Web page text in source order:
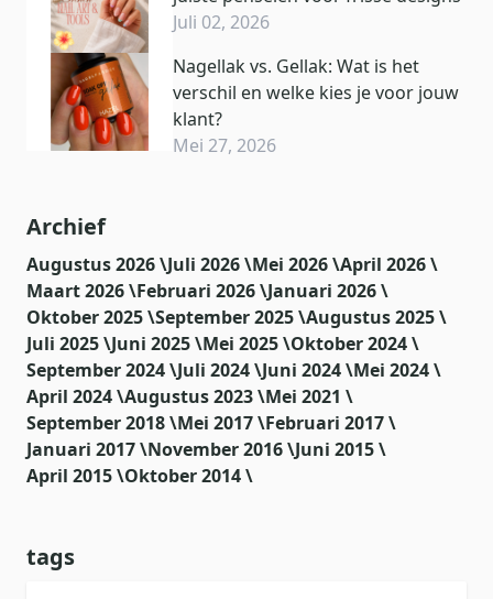
Juli 02, 2026
Nagellak vs. Gellak: Wat is het
verschil en welke kies je voor jouw
klant?
Mei 27, 2026
Archief
Augustus 2026 \Juli 2026 \Mei 2026 \April 2026 \
Maart 2026 \Februari 2026 \Januari 2026 \
Oktober 2025 \September 2025 \Augustus 2025 \
Juli 2025 \Juni 2025 \Mei 2025 \Oktober 2024 \
September 2024 \Juli 2024 \Juni 2024 \Mei 2024 \
April 2024 \Augustus 2023 \Mei 2021 \
September 2018 \Mei 2017 \Februari 2017 \
Januari 2017 \November 2016 \Juni 2015 \
April 2015 \Oktober 2014 \
tags